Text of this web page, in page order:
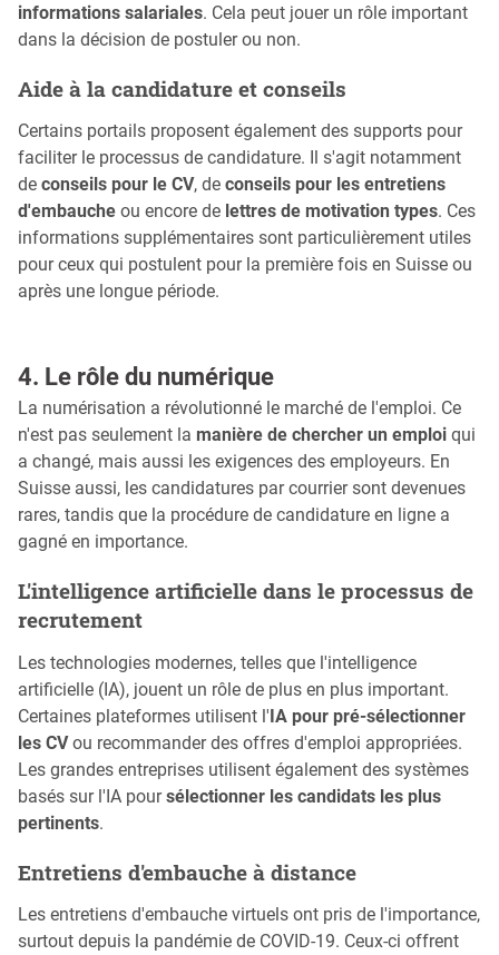
informations salariales. Cela peut jouer un rôle important
dans la décision de postuler ou non.
Aide à la candidature et conseils
Certains portails proposent également des supports pour
faciliter le processus de candidature. Il s'agit notamment
de conseils pour le CV, de conseils pour les entretiens
d'embauche ou encore de lettres de motivation types. Ces
informations supplémentaires sont particulièrement utiles
pour ceux qui postulent pour la première fois en Suisse ou
après une longue période.
4. Le rôle du numérique
La numérisation a révolutionné le marché de l'emploi. Ce
n'est pas seulement la manière de chercher un emploi qui
a changé, mais aussi les exigences des employeurs. En
Suisse aussi, les candidatures par courrier sont devenues
rares, tandis que la procédure de candidature en ligne a
gagné en importance.
L'intelligence artificielle dans le processus de
recrutement
Les technologies modernes, telles que l'intelligence
artificielle (IA), jouent un rôle de plus en plus important.
Certaines plateformes utilisent l'IA pour pré-sélectionner
les CVou recommander des offres d'emploi appropriées.
Les grandes entreprises utilisent également des systèmes
basés sur l'IA poursélectionner les candidats les plus
pertinents.
Entretiens d'embauche à distance
Les entretiens d'embauche virtuels ont pris de l'importance,
surtout depuis la pandémie de COVID-19. Ceux-ci offrent